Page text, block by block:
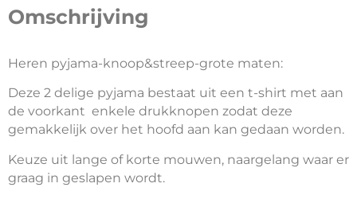
Omschrijving
Heren pyjama-knoop&streep-grote maten:
Deze 2 delige pyjama bestaat uit een t-shirt met aan
de voorkant enkele drukknopen zodat deze
gemakkelijk over het hoofd aan kan gedaan worden.
Keuze uit lange of korte mouwen, naargelang waar er
graag in geslapen wordt.